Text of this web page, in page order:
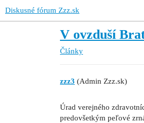
Diskusné fórum Zzz.sk
V ovzduší
Články
zzz3 (Admin Zzz.sk)
Úrad verejného
predovšetkým peľové